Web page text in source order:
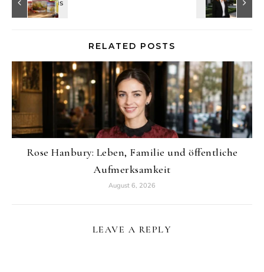
RELATED POSTS
Rose Hanbury: Leben, Familie und öffentliche
Aufmerksamkeit
August 6, 2026
LEAVE A REPLY